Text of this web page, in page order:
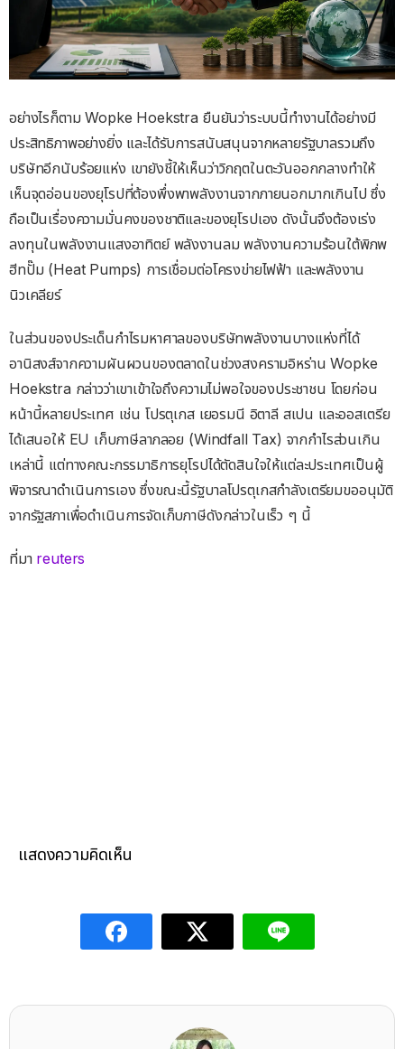
อย่างไรก็ตาม Wopke Hoekstra ยืนยันว่าระบบนี้ทำงานได้อย่างมี
ประสิทธิภาพอย่างยิ่ง และได้รับการสนับสนุนจากหลายรัฐบาลรวมถึง
บริษัทอีกนับร้อยแห่ง เขายังชี้ให้เห็นว่าวิกฤตในตะวันออกกลางทำให้
เห็นจุดอ่อนของยุโรปที่ต้องพึ่งพาพลังงานจากภายนอกมากเกินไป ซึ่ง
ถือเป็นเรื่องความมั่นคงของชาติและของยุโรปเอง ดังนั้นจึงต้องเร่ง
ลงทุนในพลังงานแสงอาทิตย์ พลังงานลม พลังงานความร้อนใต้พิภพ
ฮีทปั๊ม (Heat Pumps) การเชื่อมต่อโครงข่ายไฟฟ้า และพลังงาน
นิวเคลียร์
ในส่วนของประเด็นกำไรมหาศาลของบริษัทพลังงานบางแห่งที่ได้
อานิสงส์จากความผันผวนของตลาดในช่วงสงครามอิหร่าน Wopke
Hoekstra กล่าวว่าเขาเข้าใจถึงความไม่พอใจของประชาชน โดยก่อน
หน้านี้หลายประเทศ เช่น โปรตุเกส เยอรมนี อิตาลี สเปน และออสเตรีย
ได้เสนอให้ EU เก็บภาษีลาภลอย (Windfall Tax) จากกำไรส่วนเกิน
เหล่านี้ แต่ทางคณะกรรมาธิการยุโรปได้ตัดสินใจให้แต่ละประเทศเป็นผู้
พิจารณาดำเนินการเอง ซึ่งขณะนี้รัฐบาลโปรตุเกสกำลังเตรียมขออนุมัติ
จากรัฐสภาเพื่อดำเนินการจัดเก็บภาษีดังกล่าวในเร็ว ๆ นี้
ที่มา reuters
แสดงความคิดเห็น